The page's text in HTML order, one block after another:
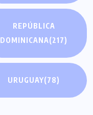
REPÚBLICA
DOMINICANA(217)
URUGUAY(78)